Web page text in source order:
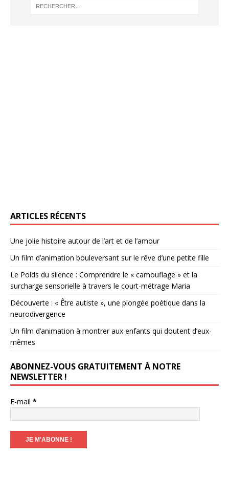
ARTICLES RÉCENTS
Une jolie histoire autour de l’art et de l’amour
Un film d’animation bouleversant sur le rêve d’une petite fille
Le Poids du silence : Comprendre le « camouflage » et la
surcharge sensorielle à travers le court-métrage Maria
Découverte : « Être autiste », une plongée poétique dans la
neurodivergence
Un film d’animation à montrer aux enfants qui doutent d’eux-
mêmes
ABONNEZ-VOUS GRATUITEMENT À NOTRE
NEWSLETTER !
E-mail *